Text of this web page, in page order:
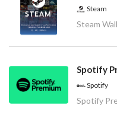
Steam
Steam
Spotify
Spotify
Spotify